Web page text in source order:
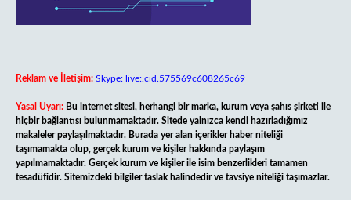
Reklam ve İletişim: Skype: live:.cid.575569c608265c69
Yasal Uyarı: Bu internet sitesi, herhangi bir marka, kurum veya şahıs şirketi ile
hiçbir bağlantısı bulunmamaktadır. Sitede yalnızca kendi hazırladığımız
makaleler paylaşılmaktadır. Burada yer alan içerikler haber niteliği
taşımamakta olup, gerçek kurum ve kişiler hakkında paylaşım
yapılmamaktadır. Gerçek kurum ve kişiler ile isim benzerlikleri tamamen
tesadüfidir. Sitemizdeki bilgiler taslak halindedir ve tavsiye niteliği taşımazlar.